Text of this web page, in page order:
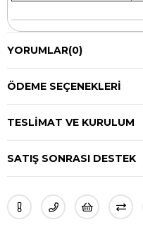
YORUMLAR(0)
ÖDEME SEÇENEKLERI
TESLIMAT VE KURULUM
SATIŞ SONRASI DESTEK